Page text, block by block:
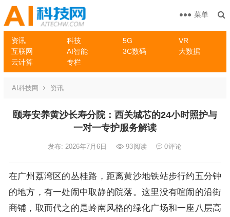
资讯 科技 5G
VR
互联网
AI智能 3C数码
大数据
云计算
专栏
菜单
AI科技网 资讯
颐寿安养黄沙长寿分院：西关城芯的24小时照护与
一对一专护服务解读
发布: 2026年7月6日 93阅读 0评论
在广州荔湾区的丛桂路，距离黄沙地铁站步行约五分钟
的地方，有一处闹中取静的院落。这里没有喧闹的沿街
商铺，取而代之的是岭南风格的绿化广场和一座八层高